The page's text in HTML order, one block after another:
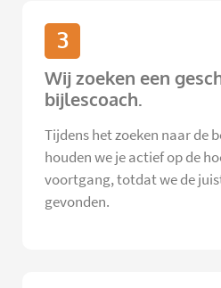
3
Wij zoeken een
bijlescoach.
Tijdens het zoeken naar de
houden we je actief op de
voortgang, totdat we de
gevonden.